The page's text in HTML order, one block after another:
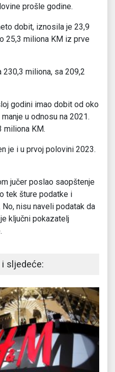
prošle godine.
dobit, iznosila je 23,9
25,3 miliona KM iz prve
230,3 miliona, sa 209,2
godini imao dobit od oko
u odnosu na 2021.
miliona KM.
je i u prvoj polovini 2023.
jučer poslao saopštenje
tek šture podatke i
nisu naveli podatak da
ključni pokazatelj
sljedeće: